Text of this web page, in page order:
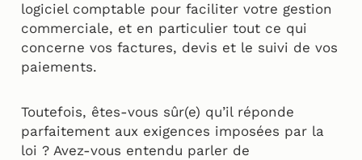
logiciel comptable pour faciliter votre gestion
commerciale, et en particulier tout ce qui
concerne vos factures, devis et le suivi de vos
paiements.
Toutefois, êtes-vous sûr(e) qu’il réponde
parfaitement aux exigences imposées par la
loi ? Avez-vous entendu parler de